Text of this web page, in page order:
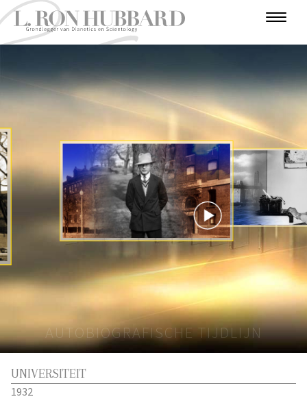
I
T
R
O
D
U
C
T
I
E
L
A
N
T
R
O
O
P
O
O
R
L
O
G
S
J
A
R
E
N
A
U
T
U
R
U
N
I
V
R
S
T
A
V
O
N
T
U
R
I
E
R
V
E
R
R
T
D
E
B
E
G
I
N
J
A
R
AUTOBIOGRAFISCHE TIJDLIJN
UNIVERSITEIT
1932